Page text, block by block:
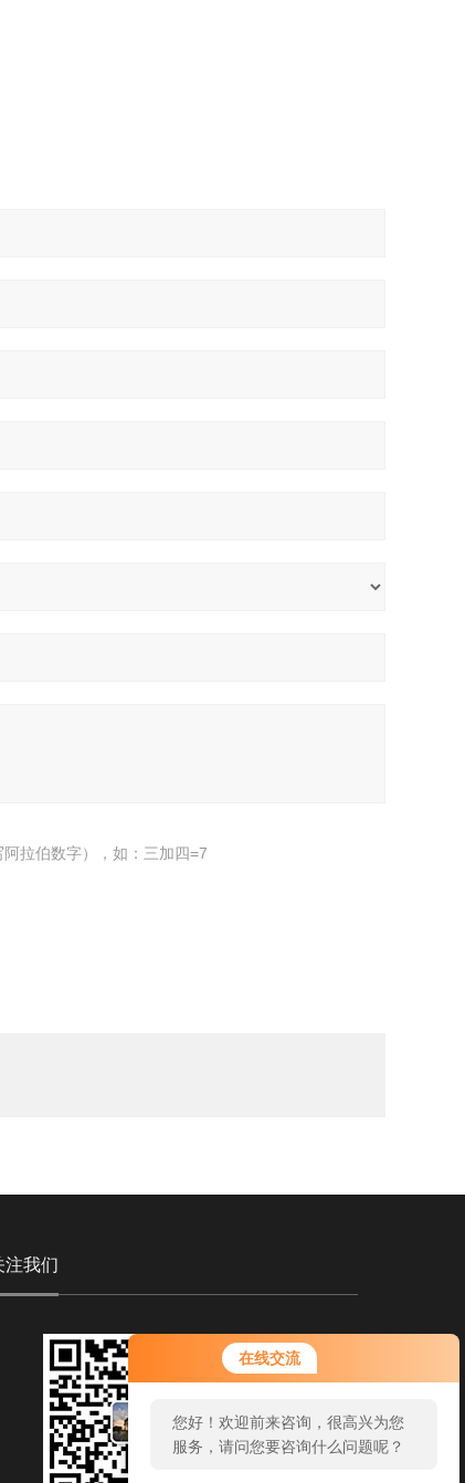
在线交流
您好！欢迎前来咨询，很高兴为您
服务，请问您要咨询什么问题呢？
您好，看您停留很久了，是否找到
了需求产品，您可以直接在线与我
拉伯数字），如：三加四=7
注我们